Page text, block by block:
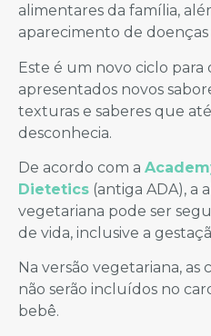
alimentares da família,
aparecimento de doenças
Este é um novo ciclo para
apresentados novos
texturas e saberes que
desconhecia.
De acordo com a
Dietetics (antiga ADA), a
vegetariana pode ser
de vida, inclusive a
Na versão vegetariana, as
não serão incluídos no
bebê.